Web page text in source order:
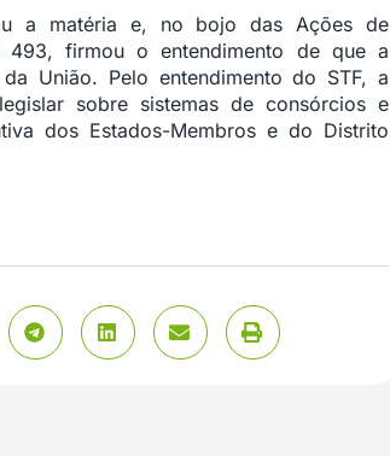
a matéria e, no bojo das Ações de
493, firmou o entendimento de que a
União. Pelo entendimento do STF, a
sobre sistemas de consórcios e
dos Estados-Membros e do Distrito